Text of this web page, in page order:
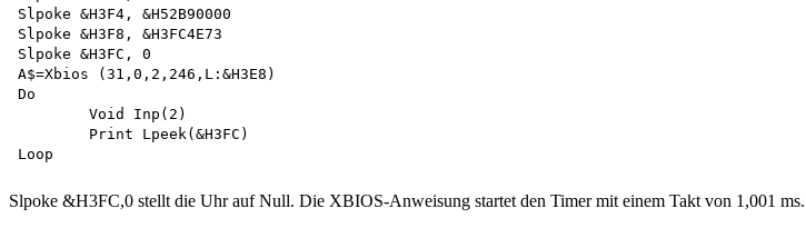
Slpoke &H3F4, &H52B90000
Slpoke &H3F8, &H3FC4E73
Slpoke &H3FC, 0
A$=Xbios (31,0,2,246,L:&H3E8)
Do
Slpoke &H3FC,0 stellt die Uhr auf Null. Die XBIOS-Anweisung startet den Timer mit einem Takt von 1,001